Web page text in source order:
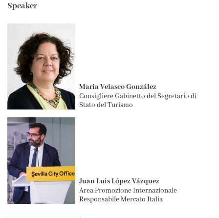
Speaker
Maria Velasco González
Consigliere Gabinetto del Segretario di
Stato del Turismo
Juan Luis López Vázquez
Area Promozione Internazionale
Responsabile Mercato Italia